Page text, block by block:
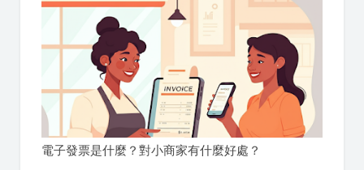
電子發票是什麼？對小商家有什麼好處？